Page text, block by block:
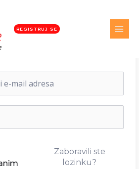
REGISTRUJ SE
Zaboravili ste
lozinku?